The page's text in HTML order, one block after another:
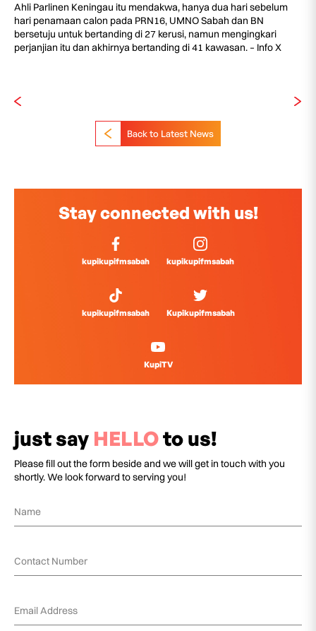
Ahli Parlinen Keningau itu mendakwa, hanya dua hari sebelum
hari penamaan calon pada PRN16, UMNO Sabah dan BN
bersetuju untuk bertanding di 27 kerusi, namun mengingkari
perjanjian itu dan akhirnya bertanding di 41 kawasan. – Info X
Back to Latest News
Stay connected with us!
kupikupifmsabah kupikupifmsabah
kupikupifmsabah Kupikupifmsabah
KupiTV
just say HELLOto us!
Please fill out the form beside and we will get in touch with you
shortly. We look forward to serving you!